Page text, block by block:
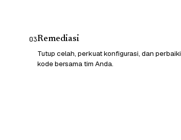
03Remediasi
Tutup celah, perkuat konfigurasi, dan perbaiki
kode bersama tim Anda.